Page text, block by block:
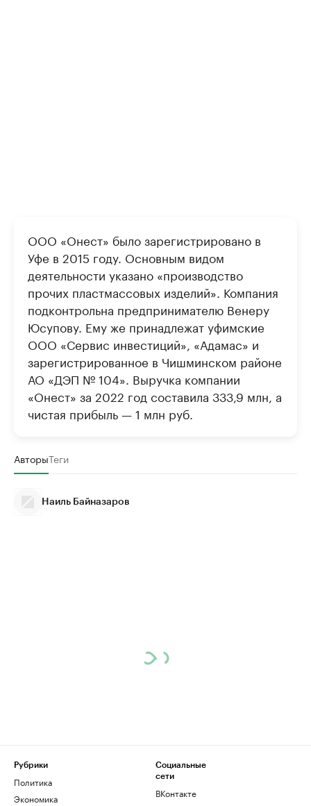
ООО «Онест» было зарегистрировано в
Уфе в 2015 году. Основным видом
деятельности указано «производство
прочих пластмассовых изделий». Компания
подконтрольна предпринимателю Венеру
Юсупову. Ему же принадлежат уфимские
ООО «Сервис инвестиций», «Адамас» и
зарегистрированное в Чишминском районе
АО «ДЭП № 104». Выручка компании
«Онест» за 2022 год составила 333,9 млн, а
чистая прибыль — 1 млн руб.
АвторыТеги
Наиль Байназаров
Рубрики
Политика
Экономика
Социальные
сети
ВКонтакте